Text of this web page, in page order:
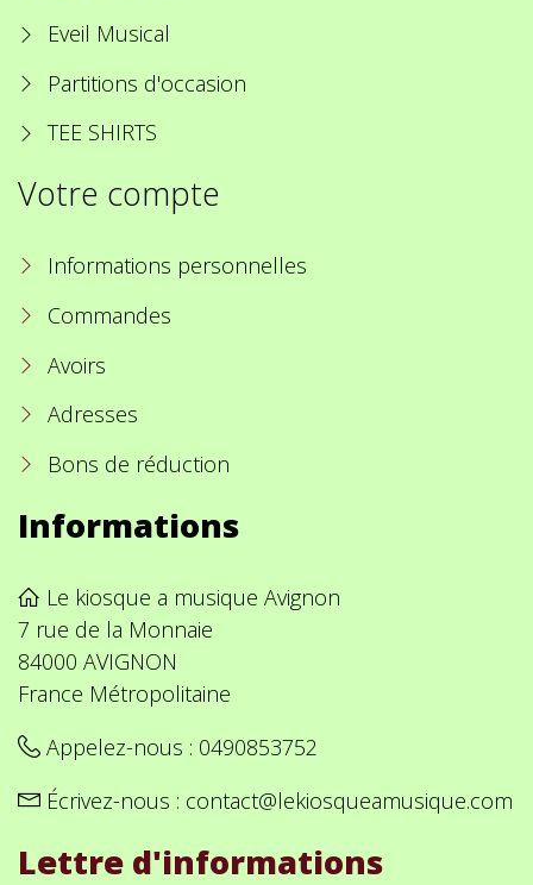
Eveil Musical
Partitions d'occasion
TEE SHIRTS
Votre compte
Informations personnelles
Commandes
Avoirs
Adresses
Bons de réduction
Informations
Le kiosque a musique Avignon
7 rue de la Monnaie
84000 AVIGNON
France Métropolitaine
Appelez-nous : 0490853752
Écrivez-nous : contact@lekiosqueamusique.com
Lettre d'informations